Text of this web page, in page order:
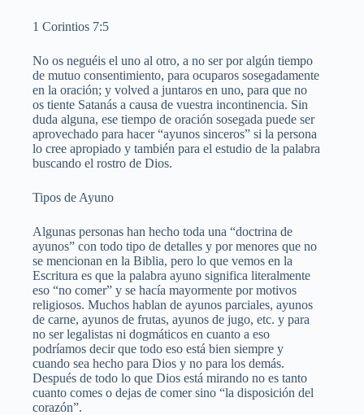
1 Corintios 7:5
No os neguéis el uno al otro, a no ser por algún tiempo
de mutuo consentimiento, para ocuparos sosegadamente
en la oración; y volved a juntaros en uno, para que no
os tiente Satanás a causa de vuestra incontinencia. Sin
duda alguna, ese tiempo de oración sosegada puede ser
aprovechado para hacer “ayunos sinceros” si la persona
lo cree apropiado y también para el estudio de la palabra
buscando el rostro de Dios.
Tipos de Ayuno
Algunas personas han hecho toda una “doctrina de
ayunos” con todo tipo de detalles y por menores que no
se mencionan en la Biblia, pero lo que vemos en la
Escritura es que la palabra ayuno significa literalmente
eso “no comer” y se hacía mayormente por motivos
religiosos. Muchos hablan de ayunos parciales, ayunos
de carne, ayunos de frutas, ayunos de jugo, etc. y para
no ser legalistas ni dogmáticos en cuanto a eso
podríamos decir que todo eso está bien siempre y
cuando sea hecho para Dios y no para los demás.
Después de todo lo que Dios está mirando no es tanto
cuanto comes o dejas de comer sino “la disposición del
corazón”.